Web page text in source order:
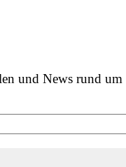
und News rund um